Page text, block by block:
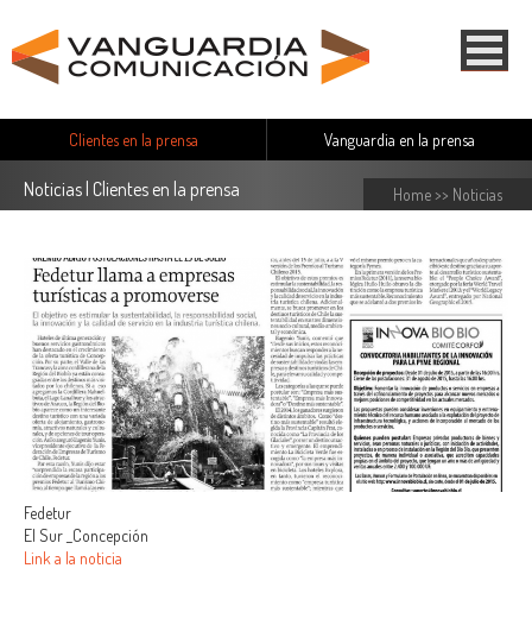
Clientes en la prensa Vanguardia en la prensa
Home >> Noticias
Noticias | Clientes en la prensa
Fedetur
El Sur _Concepción
Link a la noticia